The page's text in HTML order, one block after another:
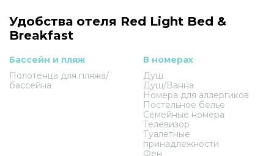
Удобства отеля Red Light Bed &
Breakfast
Бассейн и пляж
Полотенца для пляжа/
бассейна
В номерах
Душ
Душ/Ванна
Номера для аллергиков
Постельное белье
Семейные номера
Телевизор
Туалетные
принадлежности
Фен